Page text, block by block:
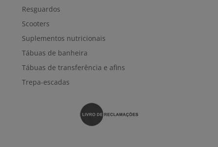
Resguardos
Scooters
Suplementos nutricionais
Tábuas de banheira
Tábuas de transferência e afins
Trepa-escadas